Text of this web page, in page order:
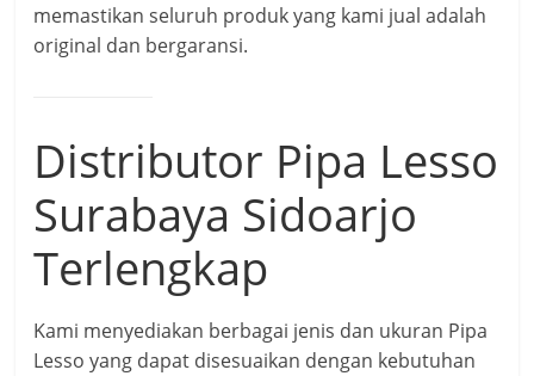
memastikan seluruh produk yang kami jual adalah
original dan bergaransi.
Distributor Pipa Lesso
Surabaya Sidoarjo
Terlengkap
Kami menyediakan berbagai jenis dan ukuran Pipa
Lesso yang dapat disesuaikan dengan kebutuhan